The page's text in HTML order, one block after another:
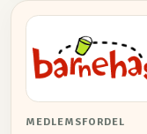
MEDLEMSFORDEL